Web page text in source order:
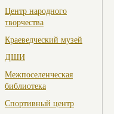
Центр народного
творчества
Краеведческий музей
ДШИ
Межпоселенческая
библиотека
Спортивный центр